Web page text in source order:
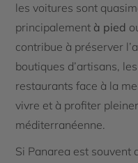
les voitures sont
principalement à pied
contribue à préserver
boutiques d’artisans,
restaurants face à la
vivre et à profiter
méditerranéenne.
Si Panarea est souvent